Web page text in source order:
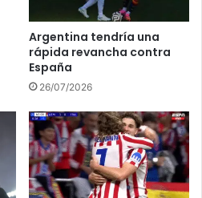
Argentina tendría una
rápida revancha contra
España
26/07/2026